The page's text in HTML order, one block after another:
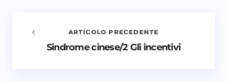
Avvisami quando vengono aggiunti nuovi
ARTICOLO PRECEDENTE
Sindrome cinese/2 Gli incentivi